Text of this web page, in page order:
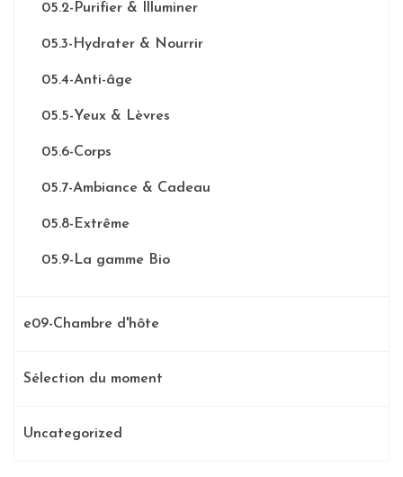
05.2-Purifier & Illuminer
05.3-Hydrater & Nourrir
05.4-Anti-âge
05.5-Yeux & Lèvres
05.6-Corps
05.7-Ambiance & Cadeau
05.8-Extrême
05.9-La gamme Bio
e09-Chambre d'hôte
Sélection du moment
Uncategorized